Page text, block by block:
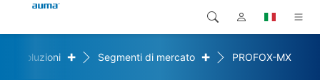
Prodotti
Global
Ricerca
Soluzioni + Segmenti di mercato + PROFOX-MX